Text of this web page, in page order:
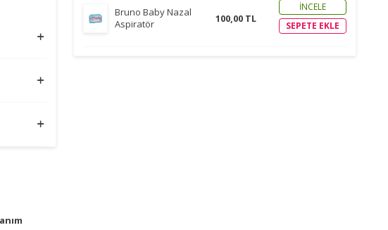
Bruno Baby Nazal
Aspiratör
100,00 TL
İNCELE
SEPETE EKLE